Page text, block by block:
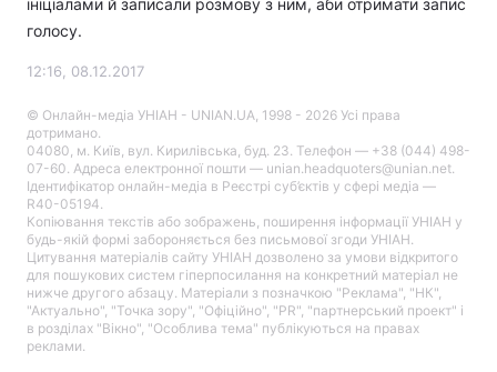
ініціалами й записали розмову з ним, аби отримати запис
голосу.
12:16, 08.12.2017
© Онлайн-медіа УНІАН - UNIAN.UA, 1998 - 2026 Усі права
дотримано.
04080, м. Київ, вул. Кирилівська, буд. 23. Телефон — +38 (044) 498-
07-60. Адреса електронної пошти — unian.headquoters@unian.net.
Ідентифікатор онлайн-медіа в Реєстрі суб’єктів у сфері медіа —
R40-05194.
Копіювання текстів або зображень, поширення інформації УНІАН у
будь-якій формі забороняється без письмової згоди УНІАН.
Цитування матеріалів сайту УНІАН дозволено за умови відкритого
для пошукових систем гіперпосилання на конкретний матеріал не
нижче другого абзацу. Матеріали з позначкою "Реклама", "НК",
"Актуально", "Точка зору", "Офіційно", "PR", "партнерський проект" і
в розділах "Вікно", "Особлива тема" публікуються на правах
реклами.